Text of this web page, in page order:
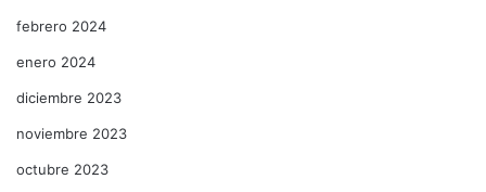
febrero 2024
enero 2024
diciembre 2023
noviembre 2023
octubre 2023